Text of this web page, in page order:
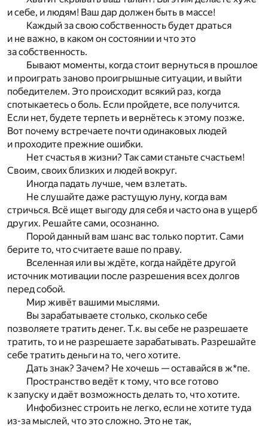
и себе, и людям! Ваш дар должен быть в массе!
Каждый за свою собственность будет драться
и не важно, в каком он состоянии и что это
за собственность.
Бывают моменты, когда стоит вернуться в прошлое
и проиграть заново проигрышные ситуации, и выйти
победителем. Это происходит всякий раз, когда
спотыкаетесь о боль. Если пройдете, все получится.
Если нет, будете терпеть и вернётесь к этому позже.
Вот почему встречаете почти одинаковых людей
и проходите прежние ошибки.
Нет счастья в жизни? Так сами станьте счастьем!
Своим, своих близких и людей вокруг.
Иногда падать лучше, чем взлетать.
Не слушайте даже растущую луну, когда вам
стричься. Всё ищет выгоду для себя и часто она в ущерб
других. Решайте сами, осознанно.
Порой данный вам шанс вас только портит. Сами
берите то, что считаете ваше по праву.
Вселенная или вы ждёте, когда найдёте другой
источник мотивации после разрешения всех долгов
перед собой.
Мир живёт вашими мыслями.
Вы зарабатываете столько, сколько себе
позволяете тратить денег. Т.к. вы себе не разрешаете
тратить, то и не разрешаете зарабатывать. Разрешайте
себе тратить деньги на то, чего хотите.
Дать знак? Зачем? Не хочешь — оставайся в ж*пе.
Пространство ведёт к тому, что все готово
к запуску и даёт возможность делать то, что хотите.
Инфобизнес строить не легко, если не хотите туда
из-за мыслей, что это сложно. Это не так,